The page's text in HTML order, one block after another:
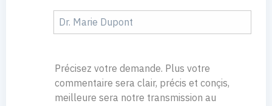
Précisez votre demande. Plus votre
commentaire sera clair, précis et conçis,
meilleure sera notre transmission au